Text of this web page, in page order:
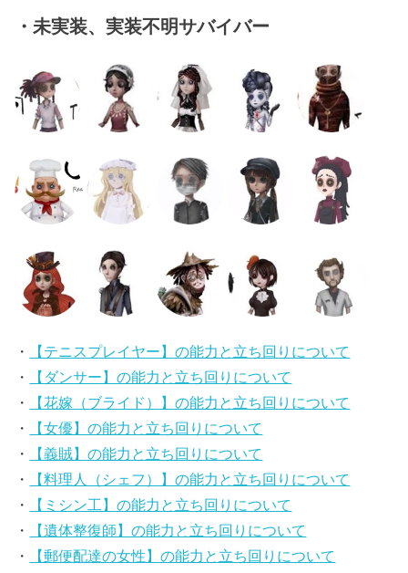
・未実装、実装不明サバイバー
・
【テニスプレイヤー】の能力と立ち回りについて
・
【ダンサー】の能力と立ち回りについて
・
【花嫁（ブライド）】の能力と立ち回りについて
・
【女優】の能力と立ち回りについて
・
【義賊】の能力と立ち回りについて
・
【料理人（シェフ）】の能力と立ち回りについて
・
【ミシン工】の能力と立ち回りについて
・
【遺体整復師】の能力と立ち回りについて
・
【郵便配達の女性】の能力と立ち回りについて